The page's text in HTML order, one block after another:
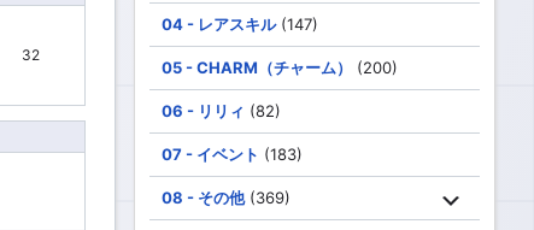
32
04 - レアスキル(147)
05 - CHARM（チャーム） (200)
06 - リリィ (82)
07 - イベント (183)
08 - その他(369)